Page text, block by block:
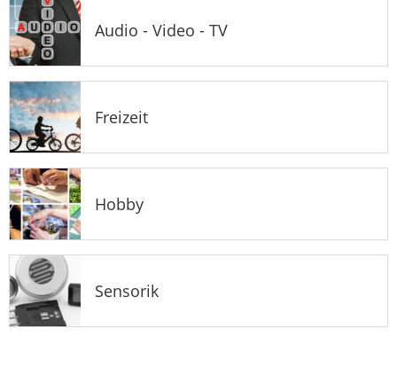
Audio - Video - TV
Freizeit
Hobby
Sensorik